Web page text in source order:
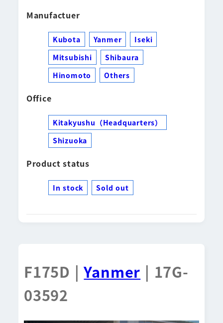
Manufactuer
Kubota Yanmer
Iseki
Mitsubishi
Shibaura
Hinomoto
Others
Office
Kitakyushu（Headquarters）
Shizuoka
Product status
In stock Sold out
F175D |Yanmer | 17G-
03592